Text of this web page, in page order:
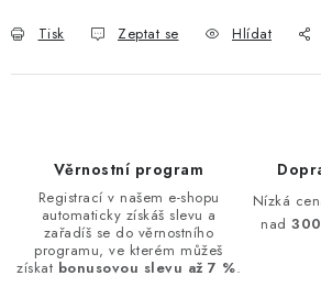
Tisk Zeptat se Hlídat
Věrnostní program
Registrací v našem e-shopu
automaticky získáš slevu a
zařadíš se do věrnostního
programu, ve kterém můžeš
získat bonusovou slevu až 7 %.
Nízká
nad